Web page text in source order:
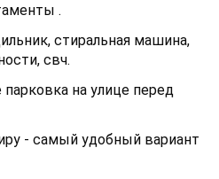
.
стиральная машина,
свч.
на улице перед
- самый удобный вариант